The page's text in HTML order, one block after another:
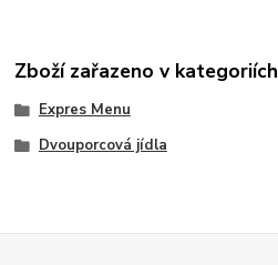
Zboží zařazeno v kategoriích
Expres Menu
Dvouporcová jídla